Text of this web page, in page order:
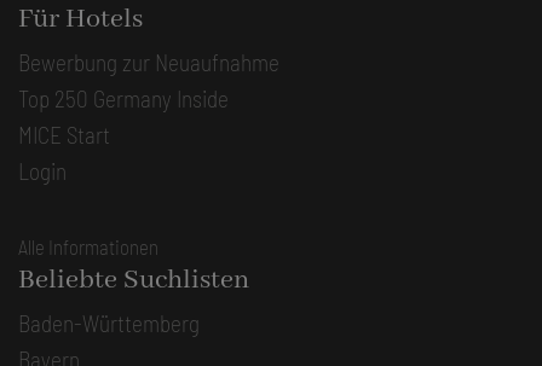
Für Hotels
Bewerbung zur Neuaufnahme
Top 250 Germany Inside
MICE Start
Login
Alle Informationen
Beliebte Suchlisten
Baden-Württemberg
Bayern